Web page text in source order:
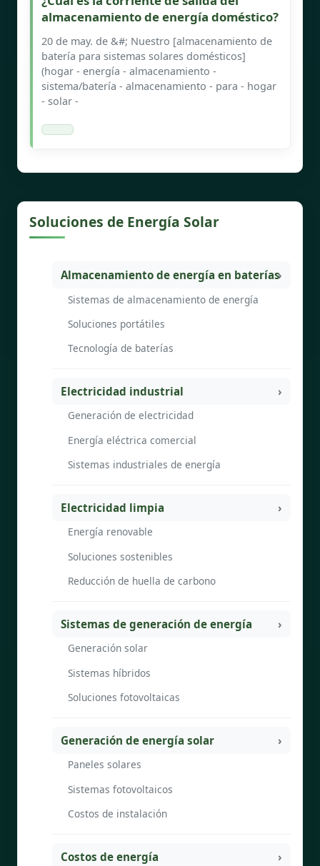
almacenamiento de energía doméstico?
20 de may. de &#; Nuestro [almacenamiento de
batería para sistemas solares domésticos]
(hogar - energía - almacenamiento -
sistema/batería - almacenamiento - para - hogar
- solar -
Soluciones de Energía Solar
Almacenamiento de energía en baterías
Sistemas de almacenamiento de energía
Soluciones portátiles
Tecnología de baterías
Electricidad industrial
Generación de electricidad
Energía eléctrica comercial
Sistemas industriales de energía
Electricidad limpia
Energía renovable
Soluciones sostenibles
Reducción de huella de carbono
Sistemas de generación de energía
Generación solar
Sistemas híbridos
Soluciones fotovoltaicas
Generación de energía solar
Paneles solares
Sistemas fotovoltaicos
Costos de instalación
Costos de energía